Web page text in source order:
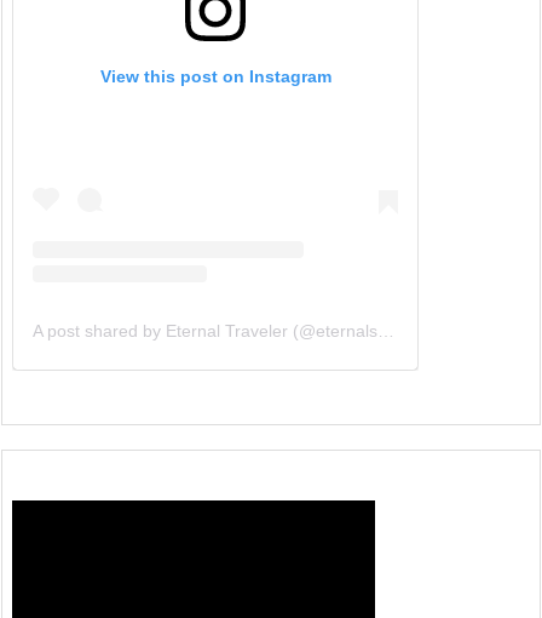
View this post on Instagram
A post shared by Eternal Traveler (@eternalsouthern)